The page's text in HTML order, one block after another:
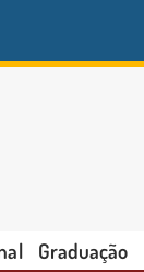
Graduação